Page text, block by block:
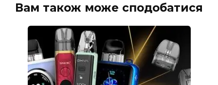
Вам також може сподобатися